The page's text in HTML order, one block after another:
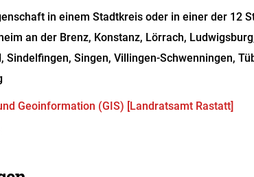
in einem Stadtkreis oder in einer der 12
an der Brenz, Konstanz, Lörrach,
Sindelfingen, Singen, Villingen-Schwenningen,
Geoinformation (GIS) [Landratsamt Rastatt]